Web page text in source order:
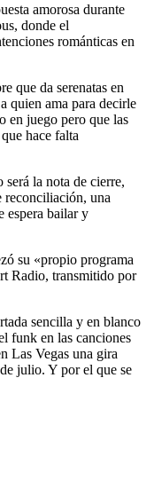
amorosa durante
donde el
románticas en
que da serenatas en
quien ama para decirle
en juego pero que las
hace falta
la nota de cierre,
reconciliación, una
espera bailar y
su «propio programa
Radio, transmitido por
sencilla y en blanco
funk en las canciones
Las Vegas una gira
julio. Y por el que se